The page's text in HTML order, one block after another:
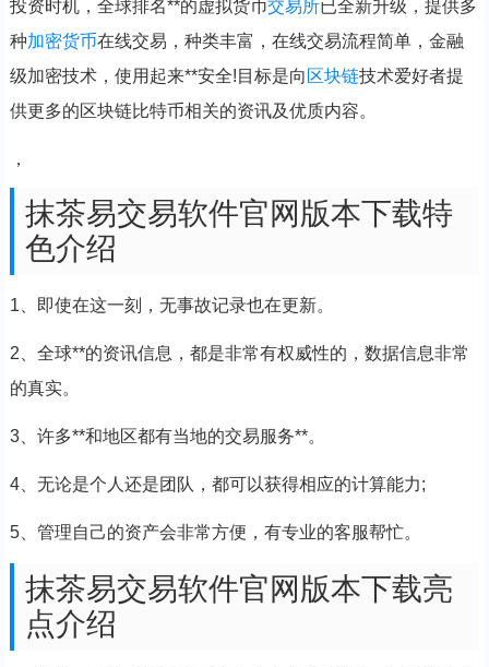
投资时机，全球排名**的虚拟货币交易所已全新升级，提供多
种加密货币在线交易，种类丰富，在线交易流程简单，金融
级加密技术，使用起来**安全!目标是向 区块链技术爱好者提
供更多的区块链比特币相关的资讯及优质内容。
，
抹茶易交易软件官网版本下载特
色介绍
1、即使在这一刻，无事故记录也在更新。
2、全球**的资讯信息，都是非常有权威性的，数据信息非常
的真实。
3、许多**和地区都有当地的交易服务**。
4、无论是个人还是团队，都可以获得相应的计算能力;
5、管理自己的资产会非常方便，有专业的客服帮忙。
抹茶易交易软件官网版本下载亮
点介绍